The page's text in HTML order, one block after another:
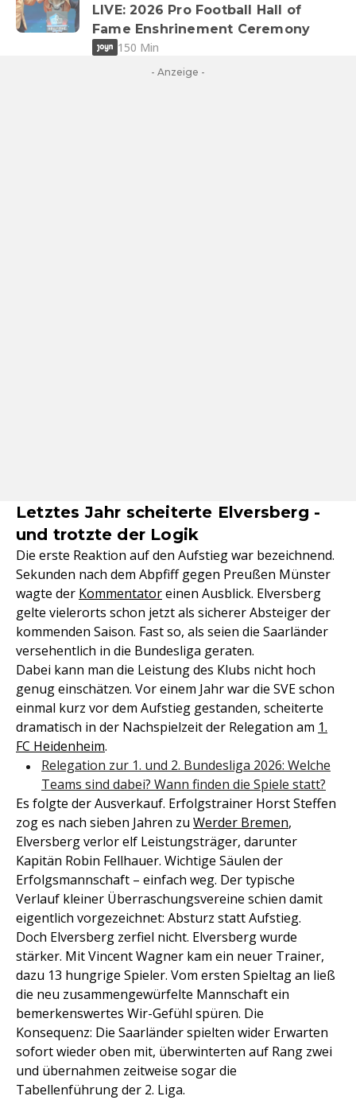
LIVE: 2026 Pro Football Hall of
Fame Enshrinement Ceremony
150 Min
- Anzeige -
Letztes Jahr scheiterte Elversberg -
und trotzte der Logik
Die erste Reaktion auf den Aufstieg war bezeichnend.
Sekunden nach dem Abpfiff gegen Preußen Münster
wagte der Kommentatoreinen Ausblick. Elversberg
gelte vielerorts schon jetzt als sicherer Absteiger der
kommenden Saison. Fast so, als seien die Saarländer
versehentlich in die Bundesliga geraten.
Dabei kann man die Leistung des Klubs nicht hoch
genug einschätzen. Vor einem Jahr war die SVE schon
einmal kurz vor dem Aufstieg gestanden, scheiterte
dramatisch in der Nachspielzeit der Relegation am 1.
FC Heidenheim.
Relegation zur 1. und 2. Bundesliga 2026: Welche
Teams sind dabei? Wann finden die Spiele statt?
Es folgte der Ausverkauf. Erfolgstrainer Horst Steffen
zog es nach sieben Jahren zu Werder Bremen,
Elversberg verlor elf Leistungsträger, darunter
Kapitän Robin Fellhauer. Wichtige Säulen der
Erfolgsmannschaft – einfach weg. Der typische
Verlauf kleiner Überraschungsvereine schien damit
eigentlich vorgezeichnet: Absturz statt Aufstieg.
Doch Elversberg zerfiel nicht. Elversberg wurde
stärker. Mit Vincent Wagner kam ein neuer Trainer,
dazu 13 hungrige Spieler. Vom ersten Spieltag an ließ
die neu zusammengewürfelte Mannschaft ein
bemerkenswertes Wir-Gefühl spüren. Die
Konsequenz: Die Saarländer spielten wider Erwarten
sofort wieder oben mit, überwinterten auf Rang zwei
und übernahmen zeitweise sogar die
Tabellenführung der 2. Liga.